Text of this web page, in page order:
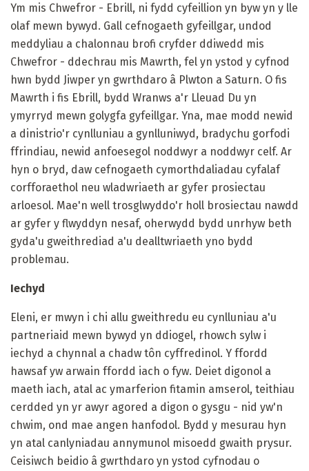
Ym mis Chwefror - Ebrill, ni fydd cyfeillion yn byw yn y lle
olaf mewn bywyd. Gall cefnogaeth gyfeillgar, undod
meddyliau a chalonnau brofi cryfder ddiwedd mis
Chwefror - ddechrau mis Mawrth, fel yn ystod y cyfnod
hwn bydd Jiwper yn gwrthdaro â Plwton a Saturn. O fis
Mawrth i fis Ebrill, bydd Wranws ​​a'r Lleuad Du yn
ymyrryd mewn golygfa gyfeillgar. Yna, mae modd newid
a dinistrio'r cynlluniau a gynlluniwyd, bradychu gorfodi
ffrindiau, newid anfoesegol noddwyr a noddwyr celf. Ar
hyn o bryd, daw cefnogaeth cymorthdaliadau cyfalaf
corfforaethol neu wladwriaeth ar gyfer prosiectau
arloesol. Mae'n well trosglwyddo'r holl brosiectau nawdd
ar gyfer y flwyddyn nesaf, oherwydd bydd unrhyw beth
gyda'u gweithrediad a'u dealltwriaeth yno bydd
problemau.
Iechyd
Eleni, er mwyn i chi allu gweithredu eu cynlluniau a'u
partneriaid mewn bywyd yn ddiogel, rhowch sylw i
iechyd a chynnal a chadw tôn cyffredinol. Y ffordd
hawsaf yw arwain ffordd iach o fyw. Deiet digonol a
maeth iach, atal ac ymarferion fitamin amserol, teithiau
cerdded yn yr awyr agored a digon o gysgu - nid yw'n
chwim, ond mae angen hanfodol. Bydd y mesurau hyn
yn atal canlyniadau annymunol misoedd gwaith prysur.
Ceisiwch beidio â gwrthdaro yn ystod cyfnodau o